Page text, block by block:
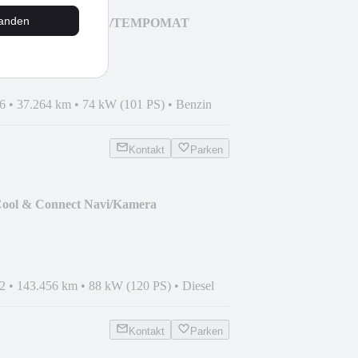
NAVI/KLIMA/TEMPOMAT
• 37.264 km • 74 kW (101 PS) • Benzin
Kontakt Parken
& Connect Navi/Kamera
• 143.456 km • 88 kW (120 PS) • Diesel
Kontakt Parken